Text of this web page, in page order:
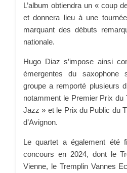
L’album obtiendra un « coup
et donnera lieu à une
marquant des débuts
nationale.
Hugo Diaz s’impose ainsi
émergentes du saxophone
groupe a remporté plusieurs
notamment le Premier Prix du
Jazz » et le Prix du Public du
d’Avignon.
Le quartet a également été
concours en 2024, dont le
Vienne, le Tremplin Vannes